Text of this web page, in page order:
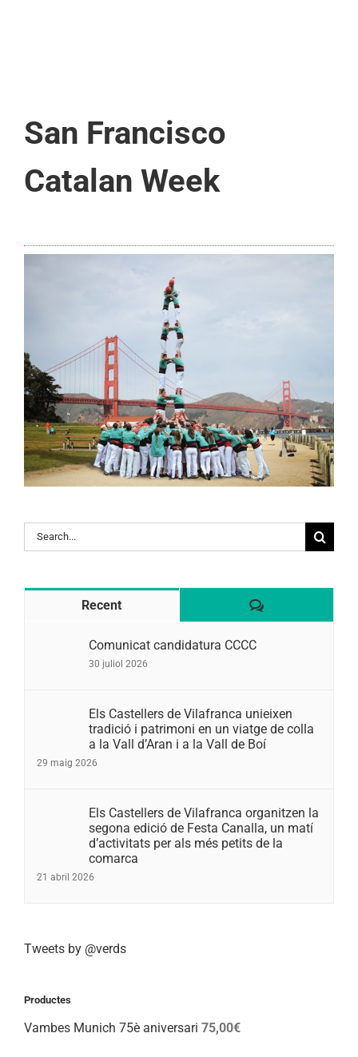
San Francisco
Catalan Week
Search
for:
Recent Comentaris
Comunicat candidatura CCCC
30 juliol 2026
Els Castellers de Vilafranca unieixen
tradició i patrimoni en un viatge de colla
a la Vall d’Aran i a la Vall de Boí
29 maig 2026
Els Castellers de Vilafranca organitzen la
segona edició de Festa Canalla, un matí
d’activitats per als més petits de la
comarca
21 abril 2026
Tweets by @verds
Productes
Vambes Munich 75è aniversari 75,00€